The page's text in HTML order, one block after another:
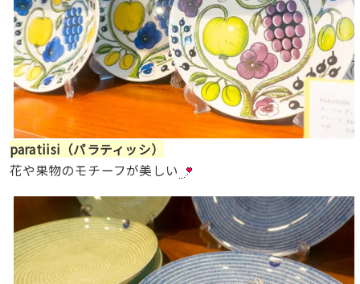
paratiisi（パラティッシ）
花や果物のモチーフが美しい